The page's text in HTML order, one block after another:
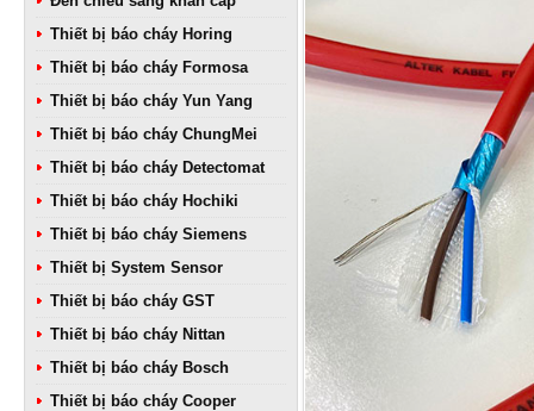
Thiết bị báo cháy Horing
Thiết bị báo cháy Formosa
Thiết bị báo cháy Yun Yang
Thiết bị báo cháy ChungMei
Thiết bị báo cháy Detectomat
Thiết bị báo cháy Hochiki
Thiết bị báo cháy Siemens
Thiết bị System Sensor
Thiết bị báo cháy GST
Thiết bị báo cháy Nittan
Thiết bị báo cháy Bosch
Thiết bị báo cháy Cooper